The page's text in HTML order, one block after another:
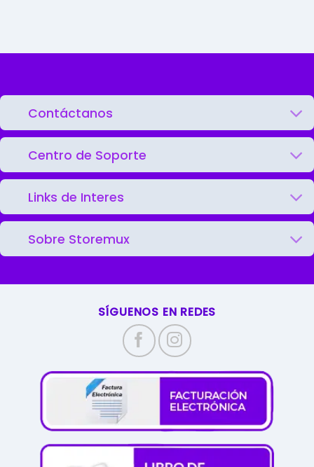
Contáctanos
Centro de Soporte
Links de Interes
Sobre Storemux
SÍGUENOS EN REDES